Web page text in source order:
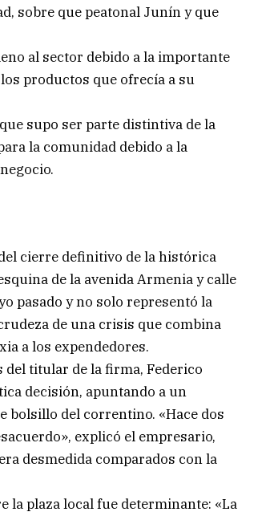
sobre que peatonal Junín y que
al sector debido a la importante
productos que ofrecía a su
supo ser parte distintiva de la
la comunidad debido a la
cierre definitivo de la histórica
de la avenida Armenia y calle
pasado y no solo representó la
de una crisis que combina
a los expendedores.
del titular de la firma, Federico
decisión, apuntando a un
bolsillo del correntino. «Hace dos
explicó el empresario,
desmedida comparados con la
la plaza local fue determinante: «La